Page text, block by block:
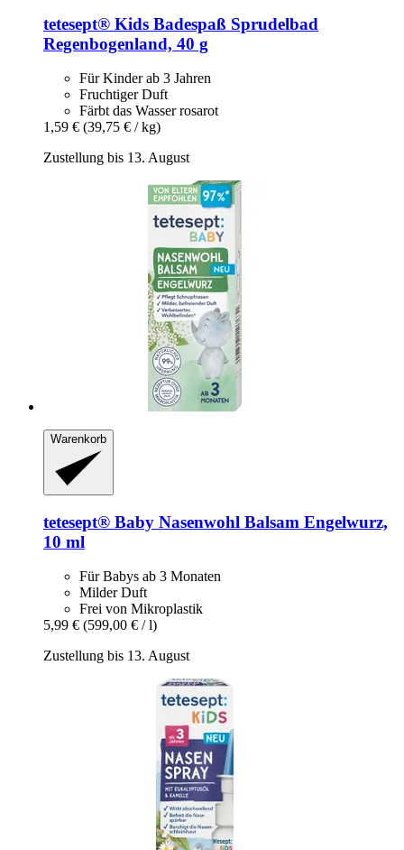
tetesept® Kids Badespaß Sprudelbad
Regenbogenland, 40 g
Für Kinder ab 3 Jahren
Fruchtiger Duft
Färbt das Wasser rosarot
1,59 € (39,75 € / kg)
Zustellung bis 13. August
Warenkorb
tetesept® Baby Nasenwohl Balsam Engelwurz,
10 ml
Für Babys ab 3 Monaten
Milder Duft
Frei von Mikroplastik
5,99 € (599,00 € / l)
Zustellung bis 13. August